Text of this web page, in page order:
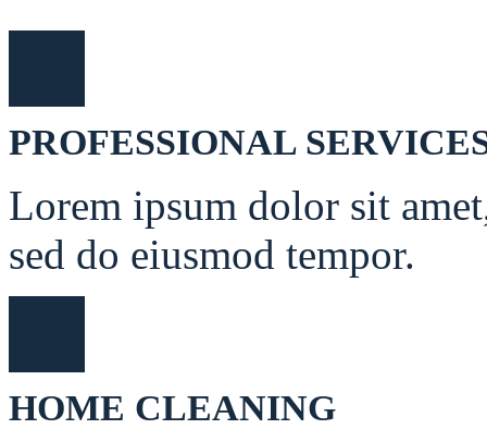
PROFESSIONAL
Lorem ipsum dolor sit
sed do eiusmod tempor.
HOME CLEANING